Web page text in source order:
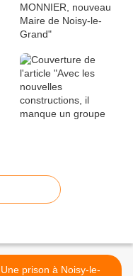
Une prison à Noisy-le-